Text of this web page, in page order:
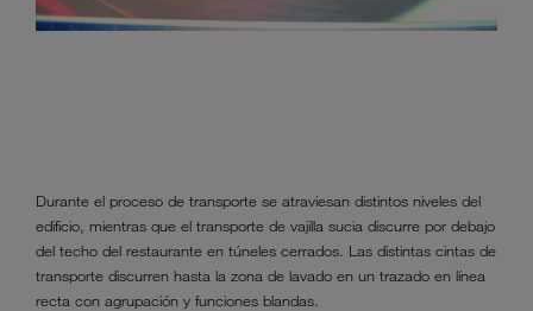
Durante el proceso de transporte se atraviesan distintos niveles del
edificio, mientras que el transporte de vajilla sucia discurre por debajo
del techo del restaurante en túneles cerrados. Las distintas cintas de
transporte discurren hasta la zona de lavado en un trazado en línea
recta con agrupación y funciones blandas.